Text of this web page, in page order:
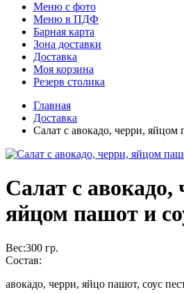
Меню с фото
Меню в ПДФ
Барная карта
Зона доставки
Доставка
Моя корзина
Резерв столика
Главная
Доставка
Салат с авокадо, черри, яйцом
Салат с авокадо,
яйцом пашот и
Вес:300 гр.
Состав:
авокадо, черри, яйцо пашот, соус